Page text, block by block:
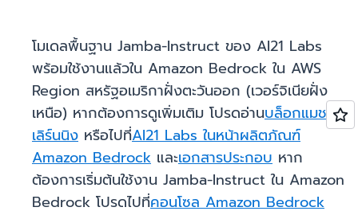
โมเดลพื้นฐาน Jamba-Instruct ของ AI21 Labs
พร้อมใช้งานแล้วใน Amazon Bedrock ใน AWS
Region สหรัฐอเมริกาฝั่งตะวันออก (เวอร์จิเนียฝั่ง
เหนือ) หากต้องการดูเพิ่มเติม โปรดอ่านบล็อกแมชชีน
เลิร์นนิง หรือไปที่AI21 Labs ในหน้าผลิตภัณฑ์
Amazon Bedrock และเอกสารประกอบ หาก
ต้องการเริ่มต้นใช้งาน Jamba-Instruct ใน Amazon
Bedrock โปรดไปที่คอนโซล Amazon Bedrock